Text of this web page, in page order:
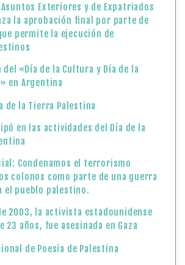
Exteriores y de Expatriados
la aprobación final por parte de
permite la ejecución de
del «Día de la Cultura y Día de la
en Argentina
de la Tierra Palestina
en las actividades del Día de la
Condenamos el terrorismo
colonos como parte de una guerra
el pueblo palestino.
2003, la activista estadounidense
23 años, fue asesinada en Gaza
de Poesía de Palestina